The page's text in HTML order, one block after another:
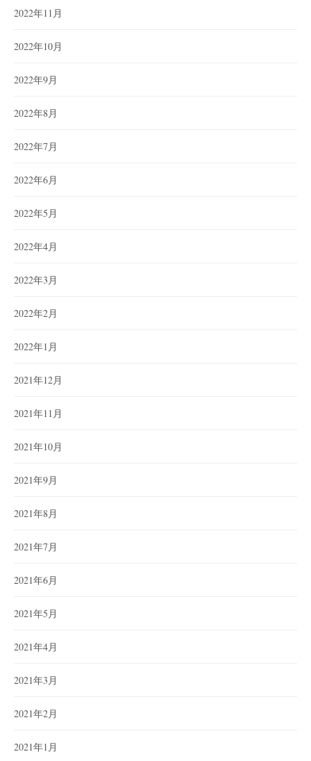
2022年11月
2022年10月
2022年9月
2022年8月
2022年7月
2022年6月
2022年5月
2022年4月
2022年3月
2022年2月
2022年1月
2021年12月
2021年11月
2021年10月
2021年9月
2021年8月
2021年7月
2021年6月
2021年5月
2021年4月
2021年3月
2021年2月
2021年1月